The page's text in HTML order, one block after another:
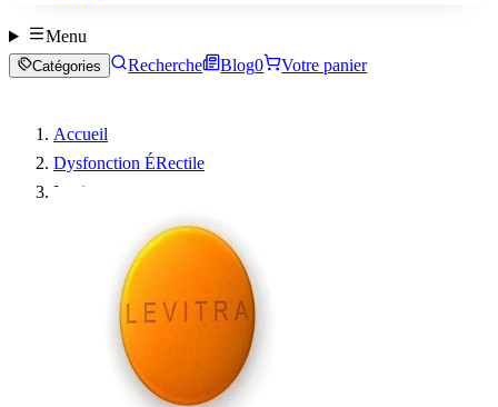
Menu
Catégories Recherche Blog0 Votre panier
Accueil
Dysfonction ÉRectile
Levitra